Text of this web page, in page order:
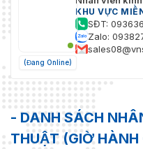
(Đang Online)
KHU VỰC
SĐT:
Zalo:
- DANH SÁCH
THUẬT (GIỜ HÀNH